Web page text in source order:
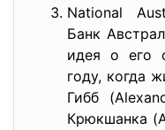
National
Банк
идея о его
году, когда
Гибб
Крюкшанка